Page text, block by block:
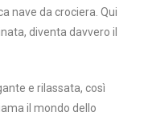
nave da crociera. Qui
diventa davvero il
e rilassata, così
il mondo dello